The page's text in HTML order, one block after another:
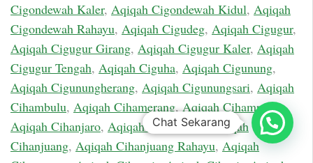
Cigondewah Kaler, Aqiqah Cigondewah Kidul, Aqiqah
Cigondewah Rahayu, Aqiqah Cigudeg, Aqiqah Cigugur,
Aqiqah Cigugur Girang, Aqiqah Cigugur Kaler, Aqiqah
Cigugur Tengah, Aqiqah Ciguha, Aqiqah Cigunung,
Aqiqah Cigunungherang, Aqiqah Cigunungsari, Aqiqah
Cihambulu, Aqiqah Cihamerang,Aqiqah Cihampelas,
Aqiqah Cihanjaro, Aqiqah Cihanjawar,Aqiqah
Cihanjuang, Aqiqah Cihanjuang Rahayu, Aqiqah
Chat Sekarang